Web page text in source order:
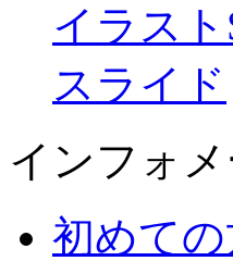
イラスト
スライド
インフォ
初めて